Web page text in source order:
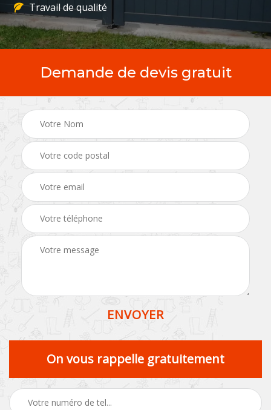
Travail de qualité
Demande de devis gratuit
On vous rappelle gratuitement